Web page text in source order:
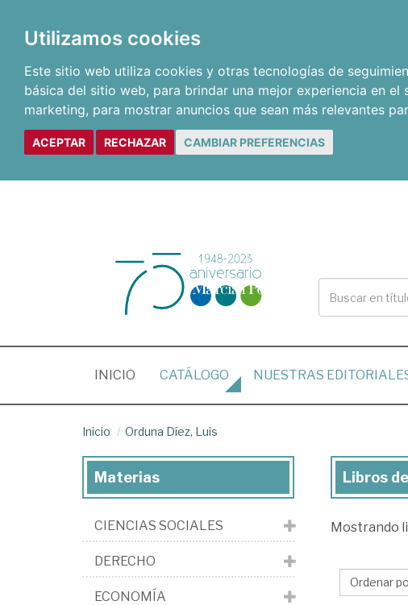
Utilizamos cookies
Este sitio web utiliza cookies y otras tecnologías de
básica del sitio web, para brindar una mejor experiencia en el
marketing, para mostrar anuncios que sean más relevantes
ACEPTAR RECHAZAR CAMBIAR PREFERENCIAS
INICIO (CURRENT)
CATÁLOGO NUESTRAS
Inicio Orduna Díez, Luis
Libros
Orduna
Luis
Libros
Mostrando
Materias
CIENCIAS SOCIALES
DERECHO
ECONOMÍA